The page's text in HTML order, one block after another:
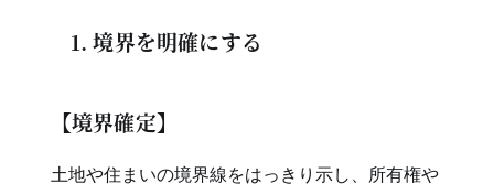
1. 境界を明確にする
【境界確定】
土地や住まいの境界線をはっきり示し、所有権や